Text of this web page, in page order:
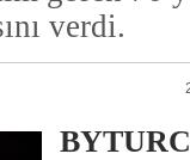
verdi.